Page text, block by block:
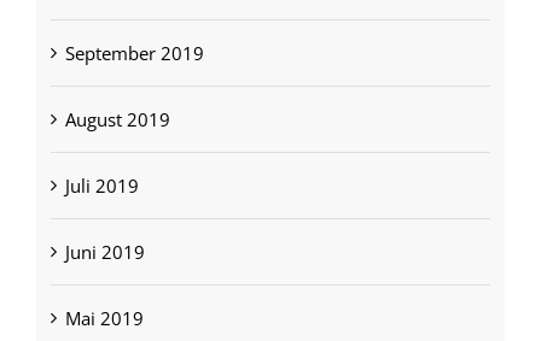
September 2019
August 2019
Juli 2019
Juni 2019
Mai 2019